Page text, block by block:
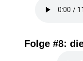
Folge #8: